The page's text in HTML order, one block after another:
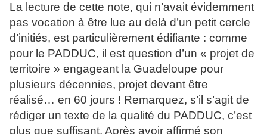
La lecture de cette note, qui n’avait évidemment
pas vocation à être lue au delà d’un petit cercle
d’initiés, est particulièrement édifiante : comme
pour le PADDUC, il est question d’un « projet de
territoire » engageant la Guadeloupe pour
plusieurs décennies, projet devant être
réalisé… en 60 jours ! Remarquez, s’il s’agit de
rédiger un texte de la qualité du PADDUC, c’est
plus que suffisant. Après avoir affirmé son